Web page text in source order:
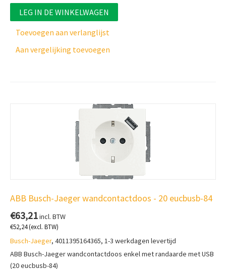
LEG IN DE WINKELWAGEN
Toevoegen aan verlanglijst
Aan vergelijking toevoegen
ABB Busch-Jaeger wandcontactdoos - 20 eucbusb-84
€63,21incl. BTW
€52,24(excl. BTW)
Busch-Jaeger, 4011395164365, 1-3 werkdagen levertijd
ABB Busch-Jaeger wandcontactdoos enkel met randaarde met USB
(20 eucbusb-84)